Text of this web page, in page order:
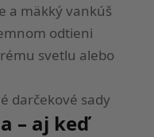
a mäkký vankúš
odtieni
svetlu alebo
darčekové sady
– aj keď